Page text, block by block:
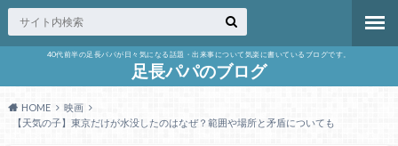
40代前半の足長パパが日々気になる話題・出来事について気楽に書いているブログです。
足長パパのブログ
HOME
映画
【天気の子】東京だけが水没したのはなぜ？範囲や場所と矛盾についても